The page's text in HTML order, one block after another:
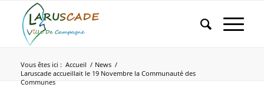
Vous êtes ici : Accueil / News /
Laruscade accueillait le 19 Novembre la Communauté des
Communes